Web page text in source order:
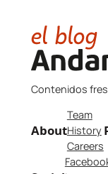
Contenidos
About
Team
History
Careers